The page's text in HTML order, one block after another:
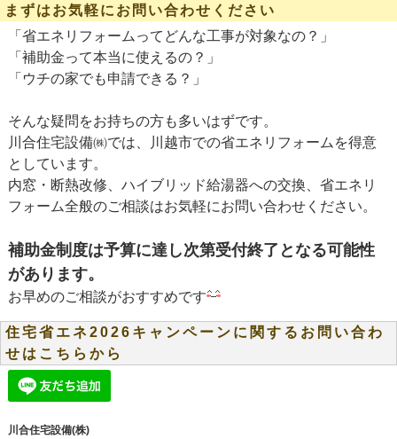
まずはお気軽にお問い合わせください
「省エネリフォームってどんな工事が対象なの？」
「補助金って本当に使えるの？」
「ウチの家でも申請できる？」
そんな疑問をお持ちの方も多いはずです。
川合住宅設備㈱では、川越市での省エネリフォームを得意
としています。
内窓・断熱改修、ハイブリッド給湯器への交換、省エネリ
フォーム全般のご相談はお気軽にお問い合わせください。
補助金制度は予算に達し次第受付終了となる可能性
があります。
お早めのご相談がおすすめです
住宅省エネ2026キャンペーンに関するお問い合わ
せはこちらから
川合住宅設備(株)